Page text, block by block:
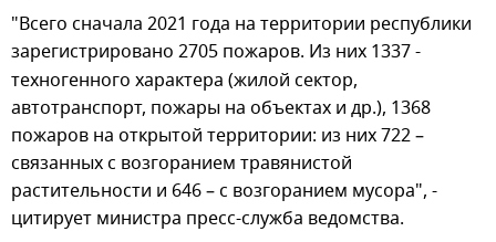
"Всего сначала 2021 года на территории республики
зарегистрировано 2705 пожаров. Из них 1337 -
техногенного характера (жилой сектор,
автотранспорт, пожары на объектах и др.), 1368
пожаров на открытой территории: из них 722 –
связанных с возгоранием травянистой
растительности и 646 – с возгоранием мусора", -
цитирует министра пресс-служба ведомства.